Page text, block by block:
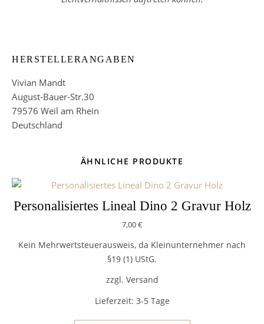
HERSTELLERANGABEN
Vivian Mandt
August-Bauer-Str.30
79576 Weil am Rhein
Deutschland
ÄHNLICHE PRODUKTE
Personalisiertes Lineal Dino 2 Gravur Holz
7,00€
Kein Mehrwertsteuerausweis, da Kleinunternehmer nach
§19 (1) UStG.
zzgl. Versand
Lieferzeit: 3-5 Tage
Dieses Produkt